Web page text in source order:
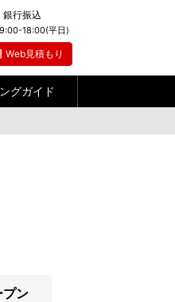
銀行振込
18:00(平日)
Web見積もり
グガイド
プン